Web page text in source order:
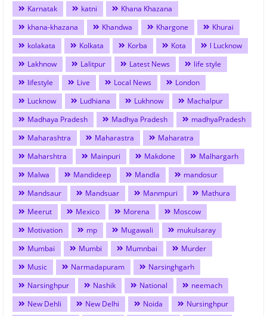
Karnatak
katni
Khana Khazana
khana-khazana
Khandwa Khargone
Khurai
kolakata
Kolkata Korba Kota
l Lucknow
Lakhnow
Lalitpur Latest News
life style
lifestyle
Live Local News
London
Lucknow
Ludhiana Lukhnow
Machalpur
Madhaya Pradesh
Madhya Pradesh
madhyaPradesh
Maharashtra
Maharastra
Maharatra
Maharshtra
Mainpuri Makdone
Malhargarh
Malwa
Mandideep Mandla
mandosur
Mandsaur
Mandsuar Manmpuri
Mathura
Meerut
Mexico Morena
Moscow
Motivation
mp Mugawali
mukulsaray
Mumbai
Mumbi Mumnbai
Murder
Music
Narmadapuram
Narsinghgarh
Narsinghpur
Nashik National
neemach
New Dehli
New Delhi Noida
Nursinghpur